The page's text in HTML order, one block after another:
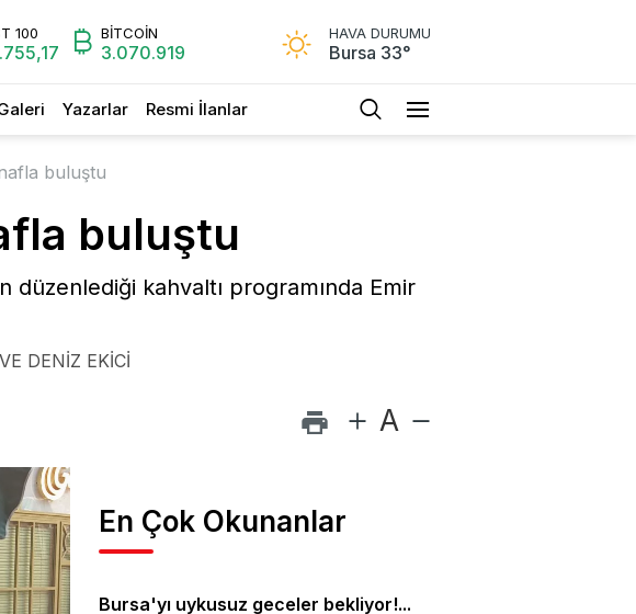
100 BİTCOİN
3.070.919
HAVA DURUMU
Bursa 33°
Yazarlar Resmi İlanlar
buluştu
buluştu
düzenlediği kahvaltı programında Emir
DENİZ EKİCİ
A
En Çok Okunanlar
Bursa'yı uykusuz geceler bekliyor!...